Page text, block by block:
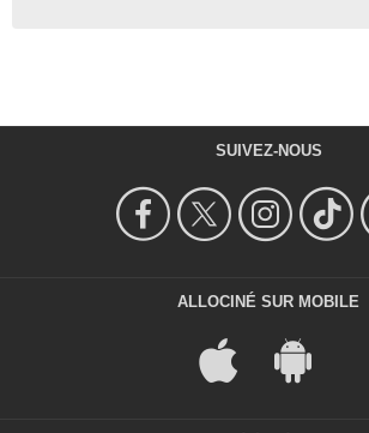
SUIVEZ-NOUS
ALLOCINÉ SUR MOBILE